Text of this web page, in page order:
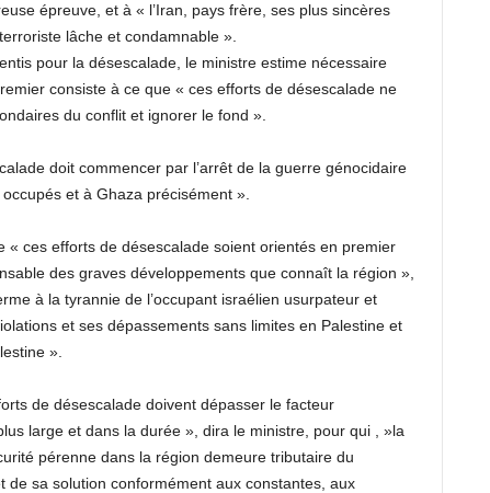
épreuve, et à « l’Iran, pays frère, ses plus sincères
lâche et condamnable ».
pour la désescalade, le ministre estime nécessaire
consiste à ce que « ces efforts de désescalade ne
du conflit et ignorer le fond ».
doit commencer par l’arrêt de la guerre génocidaire
et à Ghaza précisément ».
« ces efforts de désescalade soient orientés en premier
des graves développements que connaît la région »,
à la tyrannie de l’occupant israélien usurpateur et
et ses dépassements sans limites en Palestine et
».
de désescalade doivent dépasser le facteur
large et dans la durée », dira le ministre, pour qui , »la
pérenne dans la région demeure tributaire du
sa solution conformément aux constantes, aux